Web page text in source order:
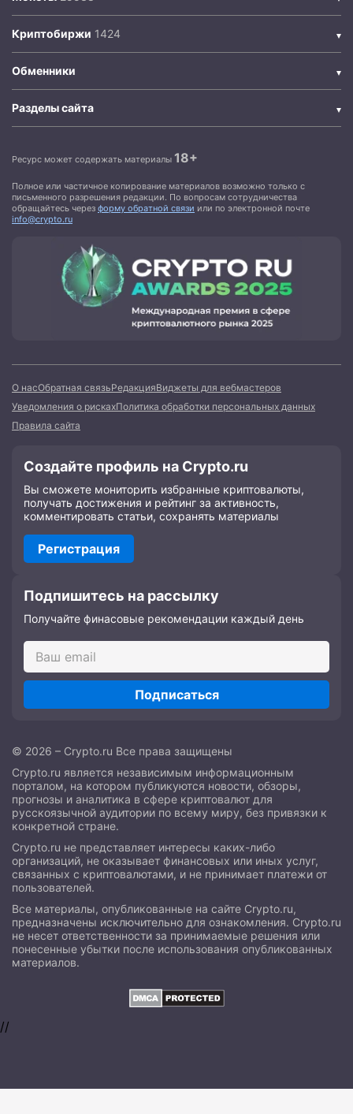
Криптобиржи
Обменники
Разделы сайта
Ресурс может содержать материалы 18+
Полное или частичное копирование материалов возможно только с
письменного разрешения редакции. По вопросам сотрудничества
обращайтесь через форму обратной связи или по электронной почте
info@crypto.ru
О насОбратная связьРедакцияВиджеты для вебмастеров
Уведомления о рискахПолитика обработки персональных данных
Правила сайта
Создайте профиль на Crypto.ru
Вы сможете мониторить избранные криптовалюты,
получать достижения и рейтинг за активность,
комментировать статьи, сохранять материалы
Регистрация
Подпишитесь на рассылку
Получайте финасовые рекомендации каждый день
Подписаться
© 2026 – Crypto.ru Все права защищены
Crypto.ru является независимым информационным
порталом, на котором публикуются новости, обзоры,
прогнозы и аналитика в сфере криптовалют для
русскоязычной аудитории по всему миру, без привязки к
конкретной стране.
Crypto.ru не представляет интересы каких-либо
организаций, не оказывает финансовых или иных услуг,
связанных с криптовалютами, и не принимает платежи от
пользователей.
Все материалы, опубликованные на сайте Crypto.ru,
предназначены исключительно для ознакомления. Crypto.ru
не несет ответственности за принимаемые решения или
понесенные убытки после использования опубликованных
материалов.
//